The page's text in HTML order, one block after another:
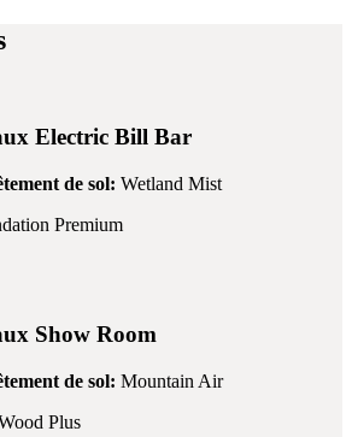
Electric Bill Bar
de sol: Wetland Mist
Premium
Show Room
de sol: Mountain Air
Plus